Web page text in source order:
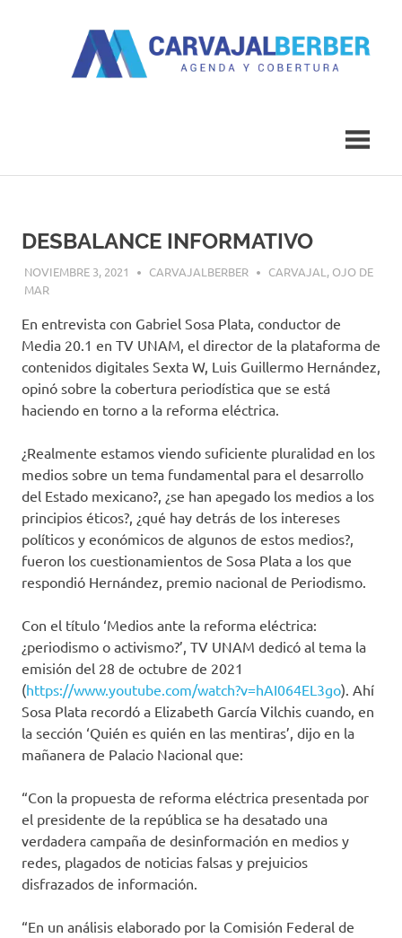
DESBALANCE INFORMATIVO
NOVIEMBRE 3, 2021 CARVAJALBERBER CARVAJAL , OJO DE
MAR
En entrevista con Gabriel Sosa Plata, conductor de
Media 20.1 en TV UNAM, el director de la plataforma de
contenidos digitales Sexta W, Luis Guillermo Hernández,
opinó sobre la cobertura periodística que se está
haciendo en torno a la reforma eléctrica.
¿Realmente estamos viendo suficiente pluralidad en los
medios sobre un tema fundamental para el desarrollo
del Estado mexicano?, ¿se han apegado los medios a los
principios éticos?, ¿qué hay detrás de los intereses
políticos y económicos de algunos de estos medios?,
fueron los cuestionamientos de Sosa Plata a los que
respondió Hernández, premio nacional de Periodismo.
Con el título ‘Medios ante la reforma eléctrica:
¿periodismo o activismo?’, TV UNAM dedicó al tema la
emisión del 28 de octubre de 2021
(https://www.youtube.com/watch?v=hAI064EL3go). Ahí
Sosa Plata recordó a Elizabeth García Vilchis cuando, en
la sección ‘Quién es quién en las mentiras’, dijo en la
mañanera de Palacio Nacional que:
“Con la propuesta de reforma eléctrica presentada por
el presidente de la república se ha desatado una
verdadera campaña de desinformación en medios y
redes, plagados de noticias falsas y prejuicios
disfrazados de información.
“En un análisis elaborado por la Comisión Federal de